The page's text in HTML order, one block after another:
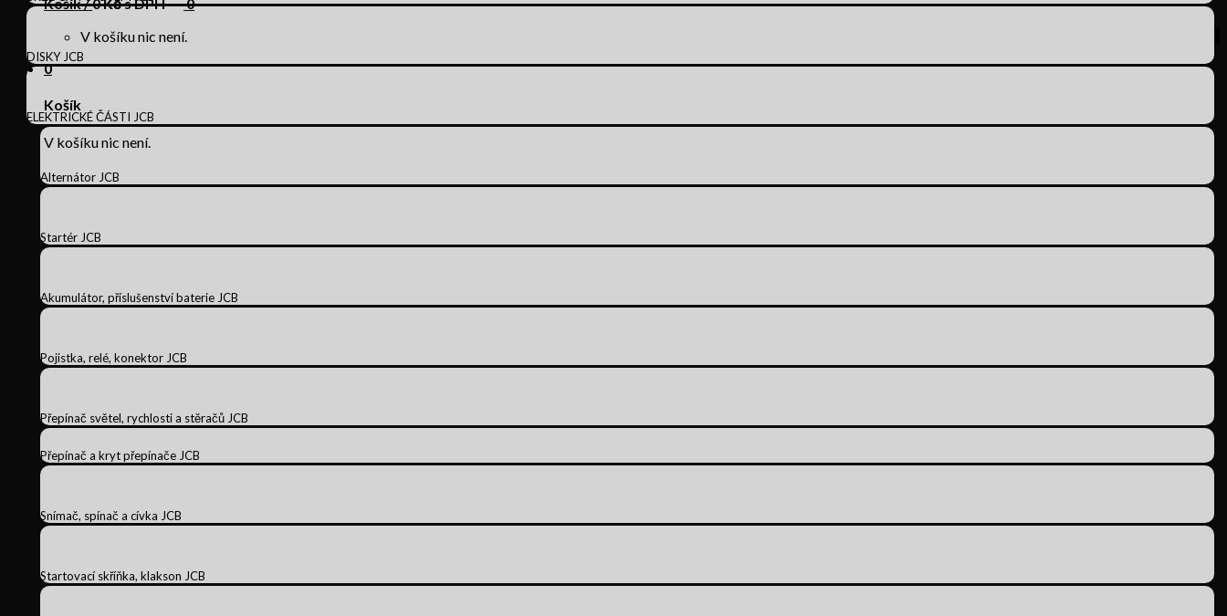
V košíku nic není.
0
Košík
V košíku nic není.
DISKY JCB
ELEKTRICKÉ ČÁSTI JCB
Alternátor JCB
Startér JCB
Akumulátor, příslušenství baterie JCB
Pojistka, relé, konektor JCB
Přepínač světel, rychlosti a stěračů JCB
Přepínač a kryt přepínače JCB
Snímač, spínač a cívka JCB
Startovací skříňka, klakson JCB